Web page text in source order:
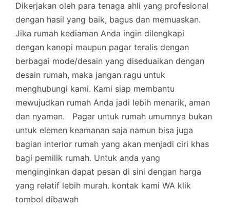
Dikerjakan oleh para tenaga ahli yang profesional
dengan hasil yang baik, bagus dan memuaskan.
Jika rumah kediaman Anda ingin dilengkapi
dengan kanopi maupun pagar teralis dengan
berbagai mode/desain yang diseduaikan dengan
desain rumah, maka jangan ragu untuk
menghubungi kami. Kami siap membantu
mewujudkan rumah Anda jadi lebih menarik, aman
dan nyaman.
Pagar untuk rumah umumnya bukan
untuk elemen keamanan saja namun bisa juga
bagian interior rumah yang akan menjadi ciri khas
bagi pemilik rumah. Untuk anda yang
menginginkan dapat pesan di sini dengan harga
yang relatif lebih murah. kontak kami WA klik
tombol dibawah